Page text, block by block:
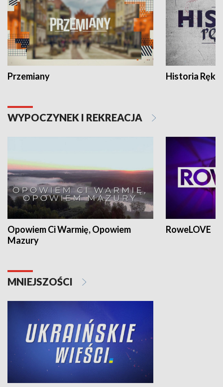
Przemiany Historia Ręką
WYPOCZYNEK I REKREACJA
Opowiem Ci Warmię, Opowiem
Mazury
RoweLOVE
MNIEJSZOŚCI